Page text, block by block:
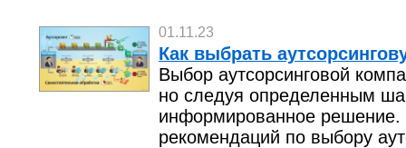
01.11.23
Как выбрать
Выбор аутсорсинговой
но следуя определенным
информированное решение.
рекомендаций по выбору